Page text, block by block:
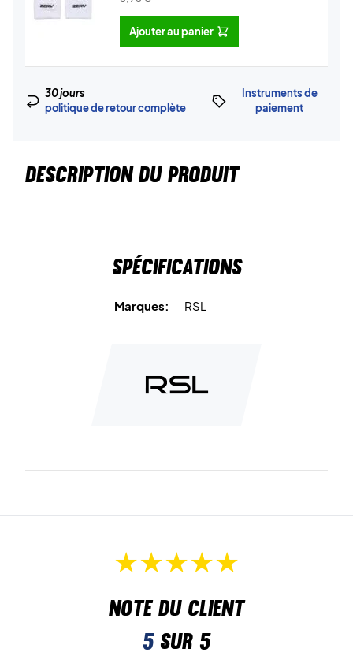
Ajouter au panier
30 jours
politique de retour complète
Instruments de
paiement
DESCRIPTION DU PRODUIT
Spécifications
Marques: RSL
Note du client
5sur 5